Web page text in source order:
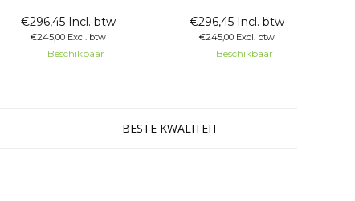
Het schuifraam is gemaakt
van 80% verduisterd
privacyglas. Hierdoor kunt u
wel zelf naar buiten kijken
€296,45 Incl. btw
€245,00 Excl. btw
Beschikbaar
Het schuifraam is gemaakt
van 80% verduisterd
privacyglas. Hierdoor kunt u
wel zelf naar buiten kijken
€296,45 Incl. btw
€245,00 Excl. btw
Beschikbaar
BESTE KWALITEIT